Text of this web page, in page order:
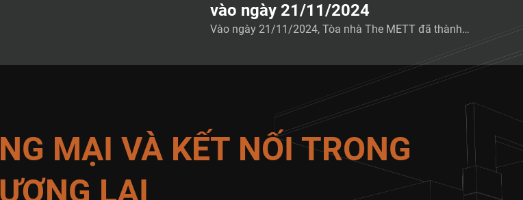
vào ngày 21/11/2024
Vào ngày 21/11/2024, Tòa nhà The METT đã thành c
ông tổ chức buổi diễn tập phòng cháy chữa cháy và c
ứu nạn cứu hộ nhằm nâng cao nhận thức về an toàn
cháy nổ và rèn luyện các quy trình ứng phó khẩn cấp
cho các khách thuê và nhân viên. Cuộc diễn tập nhằm
MẠI VÀ KẾT NỐI TRONG
LAI